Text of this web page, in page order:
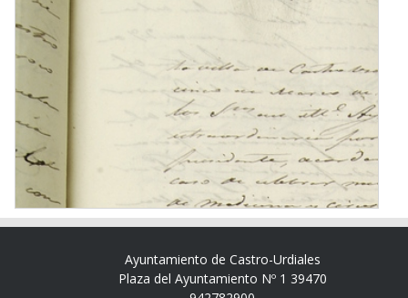
Ayuntamiento de Castro-Urdiales
Plaza del Ayuntamiento Nº 1 39470